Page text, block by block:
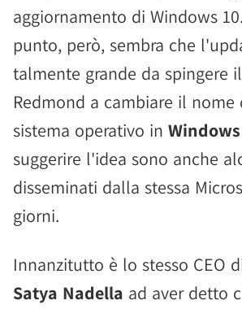
aggiornamento di Windows
punto, però, sembra che
talmente grande da spingere
Redmond a cambiare il nome
sistema operativo in
suggerire l'idea sono anche
disseminati dalla stessa
giorni.
Innanzitutto è lo stesso CEO
Satya Nadella ad aver detto